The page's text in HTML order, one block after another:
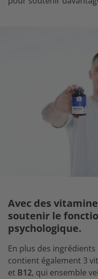
Avec des
soutenir le
psychologique.
En plus des
contient également 3
et B12, qui ensemble